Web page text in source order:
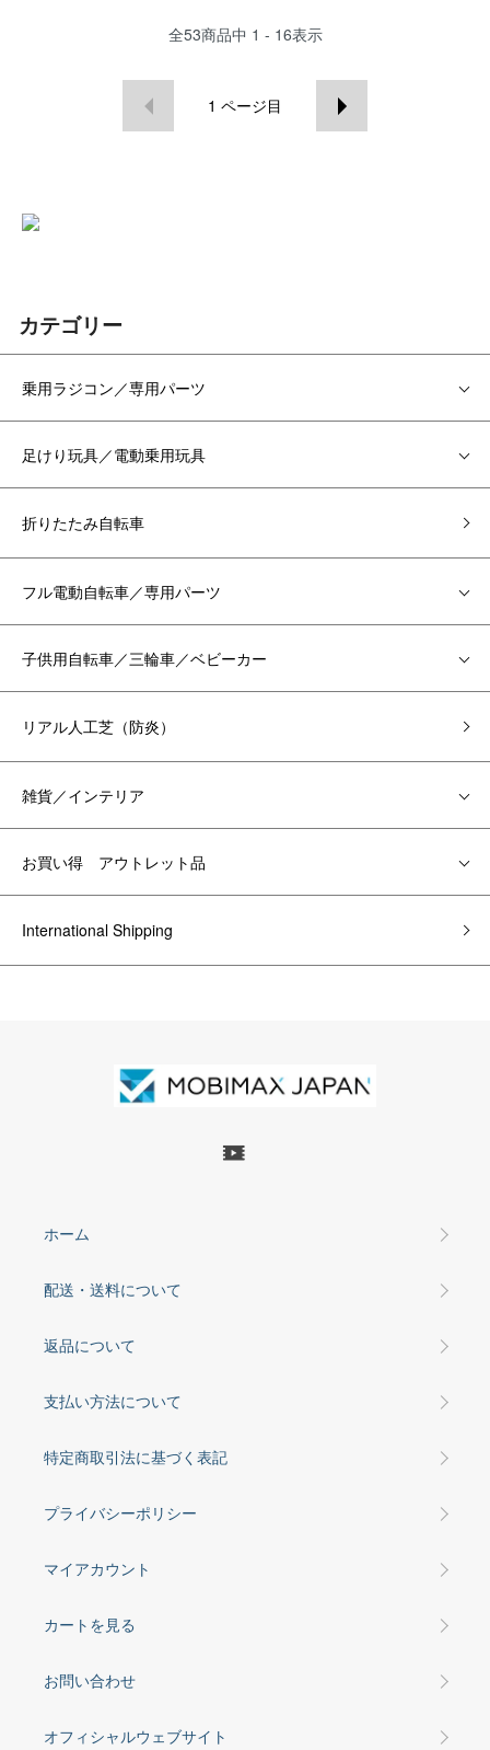
全53商品中 1 - 16表示
1 ページ目
カテゴリー
乗用ラジコン／専用パーツ
足けり玩具／電動乗用玩具
折りたたみ自転車
フル電動自転車／専用パーツ
子供用自転車／三輪車／ベビーカー
リアル人工芝（防炎）
雑貨／インテリア
お買い得 アウトレット品
International Shipping
ホーム
配送・送料について
返品について
支払い方法について
特定商取引法に基づく表記
プライバシーポリシー
マイアカウント
カートを見る
お問い合わせ
オフィシャルウェブサイト